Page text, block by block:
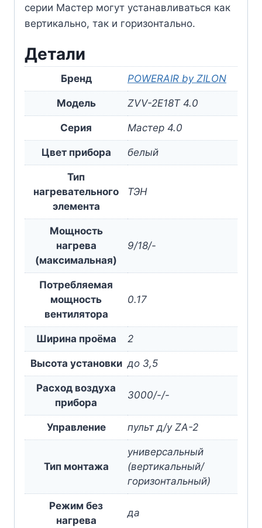
серии Мастер могут устанавливаться как
вертикально, так и горизонтально.
Детали
Бренд POWERAIR by ZILON
Модель ZVV-2E18T 4.0
Серия Мастер 4.0
Цвет прибора белый
Тип
нагревательного
элемента
ТЭН
Мощность
нагрева
(максимальная)
9/18/-
Потребляемая
мощность
вентилятора
0.17
Ширина проёма 2
Высота установки до 3,5
Расход воздуха
прибора
3000/-/-
Управление пульт д/у ZA-2
Тип монтажа
универсальный
(вертикальный/
горизонтальный)
Режим без
нагрева
да